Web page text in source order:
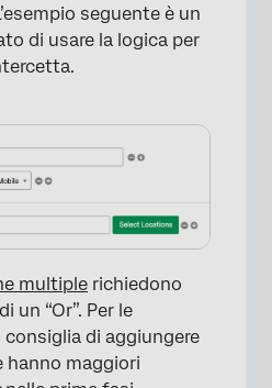
seguente è un
di usare la logica per
multiple richiedono
un “Or”. Per le
consiglia di aggiungere
hanno maggiori